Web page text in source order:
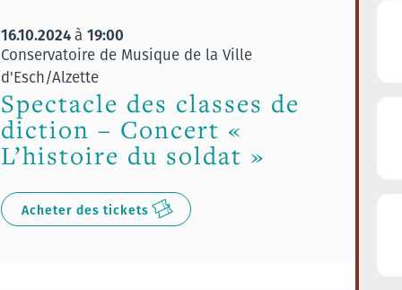
16.10.2024à 19:00
Conservatoire de Musique de la Ville
d'Esch/Alzette
Spectacle des classes de
diction – Concert «
L’histoire du soldat »
Acheter des tickets